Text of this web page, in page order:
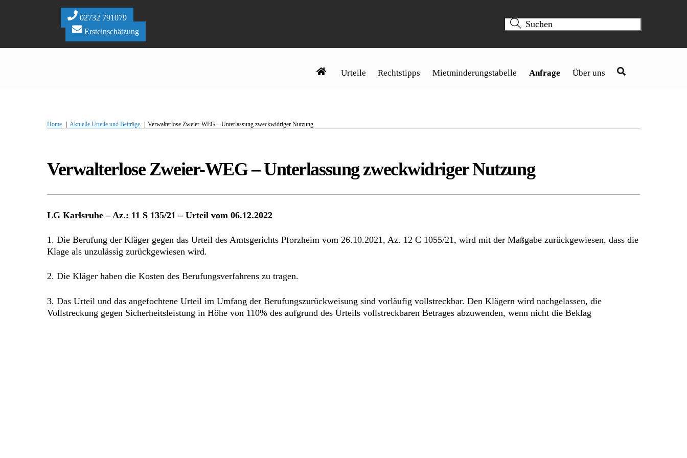
02732 791079
Ersteinschätzung
Urteile Rechtstipps Mietminderungstabelle Anfrage Über uns
Home Aktuelle Urteile und Beiträge Verwalterlose Zweier-WEG – Unterlassung zweckwidriger Nutzung
Verwalterlose Zweier-WEG – Unterlassung zweckwidriger Nutzung
LG Karlsruhe – Az.: 11 S 135/21 – Urteil vom 06.12.2022
1. Die Berufung der Kläger gegen das Urteil des Amtsgerichts Pforzheim vom 26.10.2021, Az. 12 C 1055/21, wird mit der Maßgabe zurückgewiesen, dass die
Klage als unzulässig zurückgewiesen wird.
2. Die Kläger haben die Kosten des Berufungsverfahrens zu tragen.
3. Das Urteil und das angefochtene Urteil im Umfang der Berufungszurückweisung sind vorläufig vollstreckbar. Den Klägern wird nachgelassen, die
Vollstreckung gegen Sicherheitsleistung in Höhe von 110% des aufgrund des Urteils vollstreckbaren Betrages abzuwenden, wenn nicht die Beklag